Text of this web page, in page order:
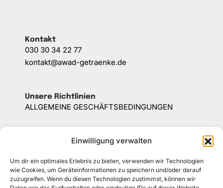
Einwilligung verwalten
Um dir ein optimales Erlebnis zu bieten, verwenden wir Technologien
wie Cookies, um Geräteinformationen zu speichern und/oder darauf
zuzugreifen. Wenn du diesen Technologien zustimmst, können wir
Kontakt
030 30 34 22 77
kontakt@awad-getraenke.de
Unsere Richtlinien
ALLGEMEINE GESCHÄFTSBEDINGUNGEN
IMPRESSUM